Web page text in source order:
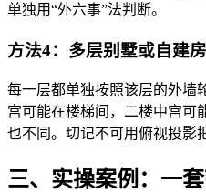
单独用“外六事”法判断。
方法4：多层别墅或自建
每一层都单独按照该层的外墙
宫可能在楼梯间，二楼中宫可
也不同。切记不可用俯视投影
三、实操案例：一